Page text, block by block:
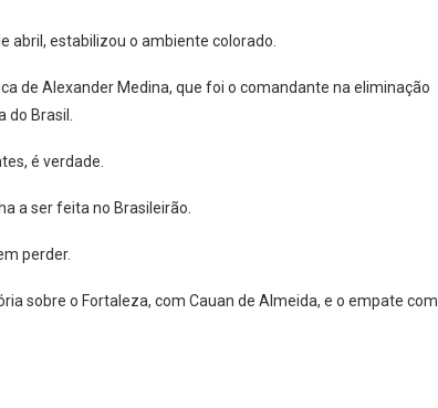
abril, estabilizou o ambiente colorado.
de Alexander Medina, que foi o comandante na eliminação
do Brasil.
é verdade.
a ser feita no Brasileirão.
perder.
sobre o Fortaleza, com Cauan de Almeida, e o empate com